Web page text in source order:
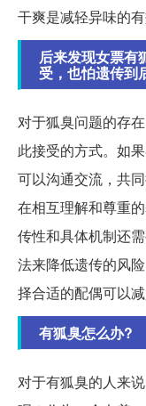
干爽是减轻异味的有
后来发现女票有
受，也怕遗传到
对于狐臭问题的存
此接受的方式。如
可以沟通交流，共
在相互理解和尊重
传性和具体机制还
法来降低遗传的风
择合适的配偶可以减
有狐臭怎么办?
对于有狐臭的人来